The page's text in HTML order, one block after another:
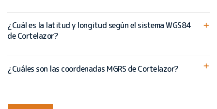
¿Cuál es la latitud y longitud según el sistema WGS84
de Cortelazor?
¿Cuáles son las coordenadas MGRS de Cortelazor?